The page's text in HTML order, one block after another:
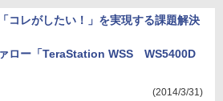
コレがしたい！」を実現する課題解決
ロー「TeraStation WSS WS5400D
(2014/3/31)